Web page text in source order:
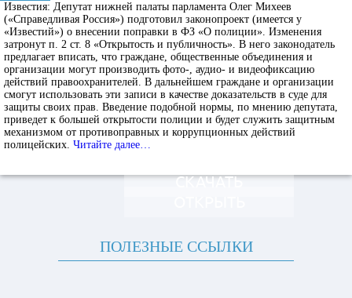
Известия: Депутат нижней палаты парламента Олег Михеев
(«Справедливая Россия») подготовил законопроект (имеется у
«Известий») о внесении поправки в ФЗ «О полиции». Изменения
затронут п. 2 ст. 8 «Открытость и публичность». В него законодатель
предлагает вписать, что граждане, общественные объединения и
организации могут производить фото-, аудио- и видеофиксацию
действий правоохранителей. В дальнейшем граждане и организации
смогут использовать эти записи в качестве доказательств в суде для
защиты своих прав. Введение подобной нормы, по мнению депутата,
приведет к большей открытости полиции и будет служить защитным
механизмом от противоправных и коррупционных действий
полицейских. Читайте далее…
СКАЧАТЬ
ПОЛЕЗНЫЕ ССЫЛКИ